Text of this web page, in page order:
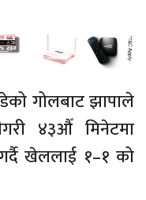
गोलबाट झापाले
४३औँ मिनेटमा
खेललाई १–१ को